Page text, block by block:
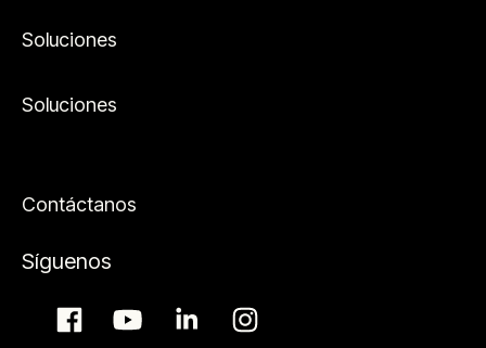
Soluciones
Soluciones
Contáctanos
Síguenos